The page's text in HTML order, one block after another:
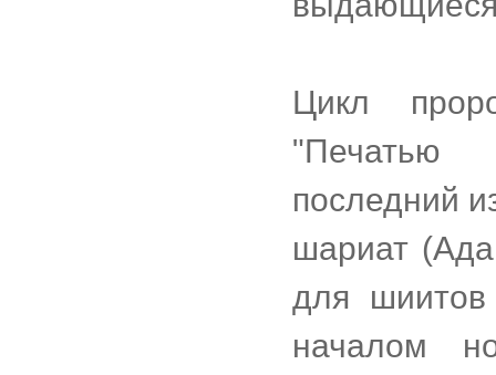
Цикл
"Печатью
последний
шариат
для шиитов
началом